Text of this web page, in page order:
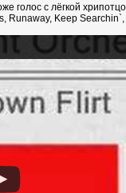
голос с лёгкой
Keep